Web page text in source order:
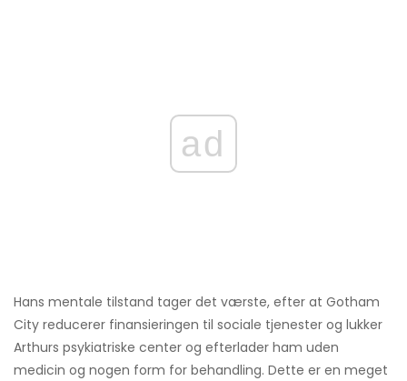
ad
Hans mentale tilstand tager det værste, efter at Gotham
City reducerer finansieringen til sociale tjenester og lukker
Arthurs psykiatriske center og efterlader ham uden
medicin og nogen form for behandling. Dette er en meget